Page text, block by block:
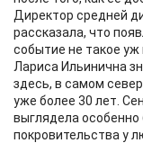
Директор средней
рассказала, что
событие не такое уж
Лариса Ильинична
здесь, в самом
уже более 30 лет.
выглядела
покровительства у